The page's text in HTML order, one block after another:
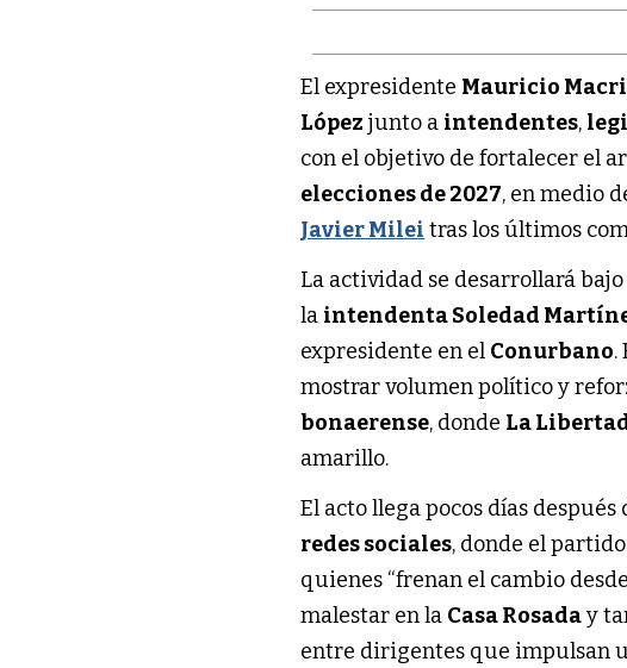
El expresidente Mauricio Macri
López junto a intendentes,
con el objetivo de fortalecer el
elecciones de 2027, en medio
Javier Milei tras los últimos
La actividad se desarrollará bajo
la intendenta Soledad
expresidente en el Conurbano.
mostrar volumen político y
bonaerense, donde La
amarillo.
El acto llega pocos días
redes sociales, donde el
quienes “frenan el cambio
malestar en la Casa Rosaday
entre dirigentes que impulsan